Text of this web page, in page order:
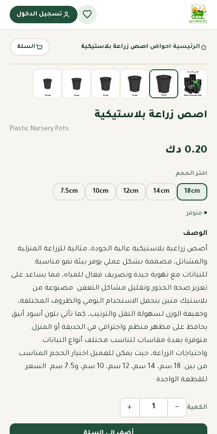
تسجيل الدخول
الرئيسية‹احواض‹اصص زراعة بلاستيكية السلة
اصص زراعة بلاستيكية
Plastic Nursery Pots
0.20 دك
اختر الحجم
18cm
14cm
12cm
10cm
7.5cm
● متوفر
الوصف
من بين: 18 سم، 14 سم، 12 سم، 10 سم، و7.5 سم. السعر
للقطعة الواحدة
الكمية −
+